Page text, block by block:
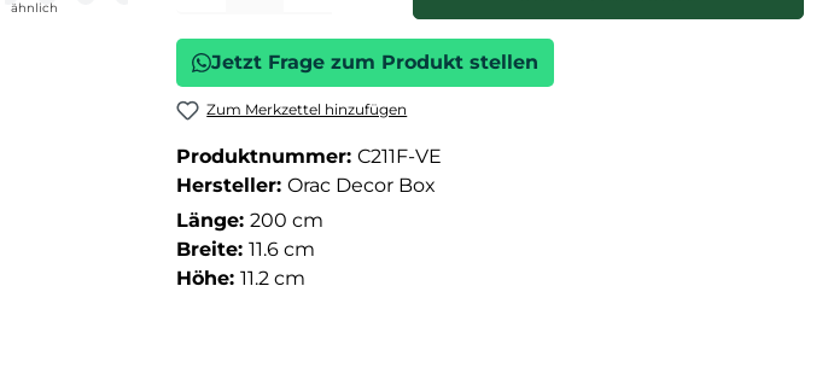
ähnlich
Jetzt Frage zum Produkt stellen
Zum Merkzettel hinzufügen
Produktnummer: C211F-VE
Hersteller: Orac Decor Box
Länge: 200 cm
Breite: 11.6 cm
Höhe: 11.2 cm